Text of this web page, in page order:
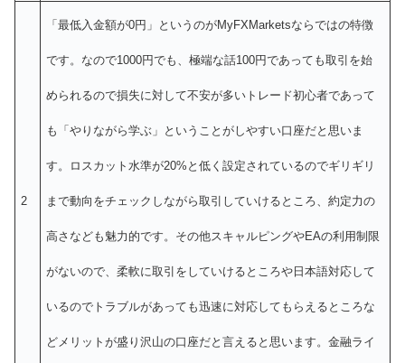
2
「最低入金額が0円」というのがMyFXMarketsならではの特徴
です。なので1000円でも、極端な話100円であっても取引を始
められるので損失に対して不安が多いトレード初心者であって
も「やりながら学ぶ」ということがしやすい口座だと思いま
す。ロスカット水準が20%と低く設定されているのでギリギリ
まで動向をチェックしながら取引していけるところ、約定力の
高さなども魅力的です。その他スキャルピングやEAの利用制限
がないので、柔軟に取引をしていけるところや日本語対応して
いるのでトラブルがあっても迅速に対応してもらえるところな
どメリットが盛り沢山の口座だと言えると思います。金融ライ